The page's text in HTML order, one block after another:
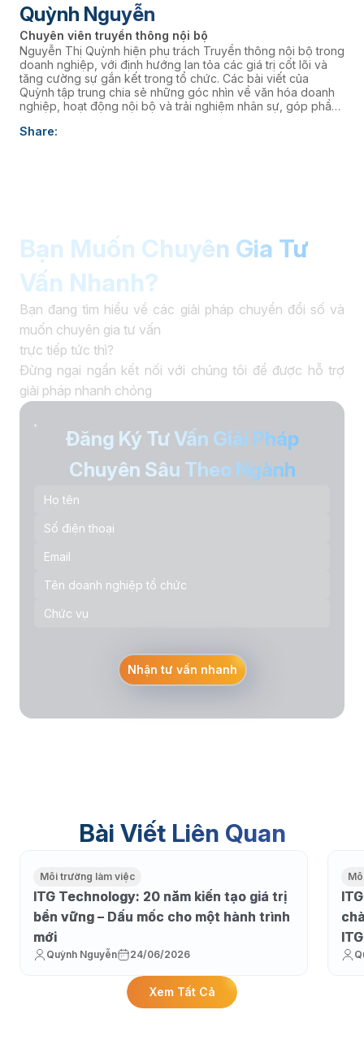
Quỳnh Nguyễn
Chuyên viên truyền thông nội bộ
Nguyễn Thị Quỳnh hiện phụ trách Truyền thông nội bộ trong
doanh nghiệp, với định hướng lan tỏa các giá trị cốt lõi và
tăng cường sự gắn kết trong tổ chức. Các bài viết của
Quỳnh tập trung chia sẻ những góc nhìn về văn hóa doanh
nghiệp, hoạt động nội bộ và trải nghiệm nhân sự, góp phần
kết nối đội ngũ với định hướng chiến lược của Ban lãnh đạo.
Share:
Bạn Muốn Chuyên Gia Tư
Vấn Nhanh?
Bạn đang tìm hiểu về các giải pháp chuyển đổi số và
muốn chuyên gia tư vấn
trực tiếp tức thì?
Đừng ngại ngần kết nối với chúng tôi để được hỗ trợ
giải pháp nhanh chóng
Đăng Ký Tư Vấn Giải Pháp
Chuyên Sâu Theo Ngành
Nhận tư vấn nhanh
Bài Viết Liên Quan
Môi trường làm việc
ITG Technology: 20 năm kiến tạo giá trị
bền vững – Dấu mốc cho một hành trình
mới
Quỳnh Nguyễn 24/06/2026
ITG
Xem Tất Cả